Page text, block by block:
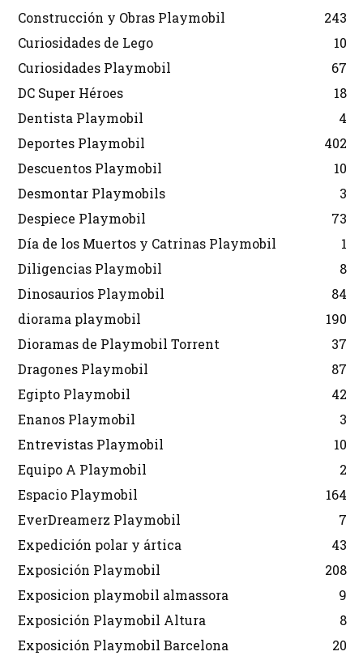
Construcción y Obras Playmobil
243
Curiosidades de Lego
10
Curiosidades Playmobil
67
DC Super Héroes
18
Dentista Playmobil
4
Deportes Playmobil
402
Descuentos Playmobil
10
Desmontar Playmobils
3
Despiece Playmobil
73
Día de los Muertos y Catrinas Playmobil
1
Diligencias Playmobil
8
Dinosaurios Playmobil
84
diorama playmobil
190
Dioramas de Playmobil Torrent
37
Dragones Playmobil
87
Egipto Playmobil
42
Enanos Playmobil
3
Entrevistas Playmobil
10
Equipo A Playmobil
2
Espacio Playmobil
164
EverDreamerz Playmobil
7
Expedición polar y ártica
43
Exposición Playmobil
208
Exposicion playmobil almassora
9
Exposición Playmobil Altura
8
Exposición Playmobil Barcelona
20